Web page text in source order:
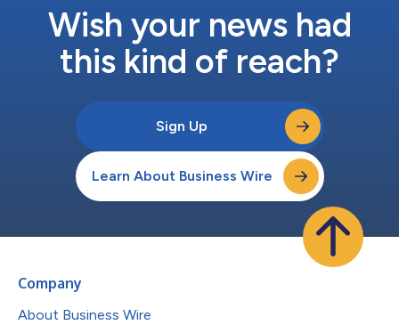
岸环境...Wish your news had
this kind of reach?
Sign Up
Learn About Business Wire
Company
About Business Wire